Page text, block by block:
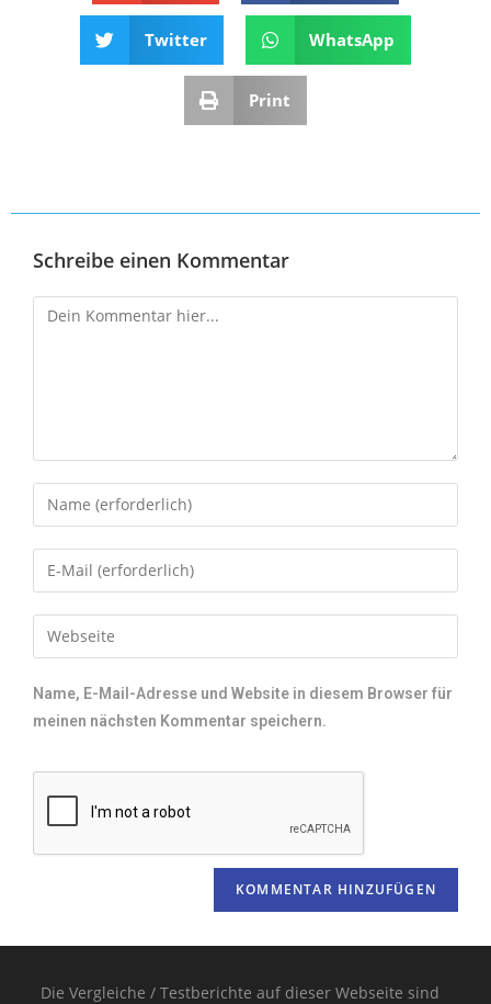
Twitter WhatsApp
Print
Schreibe einen Kommentar
Name, E-Mail-Adresse und Website in diesem Browser für
meinen nächsten Kommentar speichern.
Die Vergleiche / Testberichte auf dieser Webseite sind